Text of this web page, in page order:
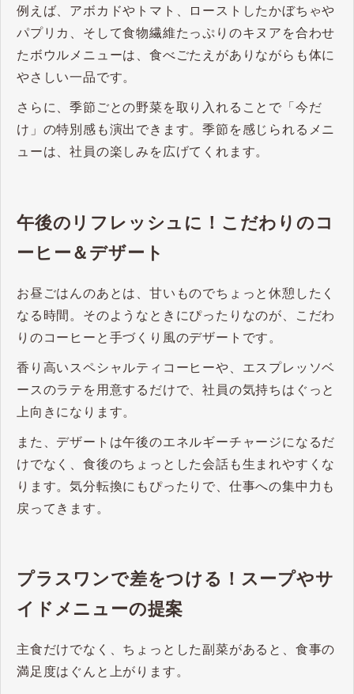
例えば、アボカドやトマト、ローストしたかぼちゃや
パプリカ、そして食物繊維たっぷりのキヌアを合わせ
たボウルメニューは、食べごたえがありながらも体に
やさしい一品です。
さらに、季節ごとの野菜を取り入れることで「今だ
け」の特別感も演出できます。季節を感じられるメニ
ューは、社員の楽しみを広げてくれます。
午後のリフレッシュに！こだわりのコ
ーヒー＆デザート
お昼ごはんのあとは、甘いものでちょっと休憩したく
なる時間。そのようなときにぴったりなのが、こだわ
りのコーヒーと手づくり風のデザートです。
香り高いスペシャルティコーヒーや、エスプレッソベ
ースのラテを用意するだけで、社員の気持ちはぐっと
上向きになります。
また、デザートは午後のエネルギーチャージになるだ
けでなく、食後のちょっとした会話も生まれやすくな
ります。気分転換にもぴったりで、仕事への集中力も
戻ってきます。
プラスワンで差をつける！スープやサ
イドメニューの提案
主食だけでなく、ちょっとした副菜があると、食事の
満足度はぐんと上がります。